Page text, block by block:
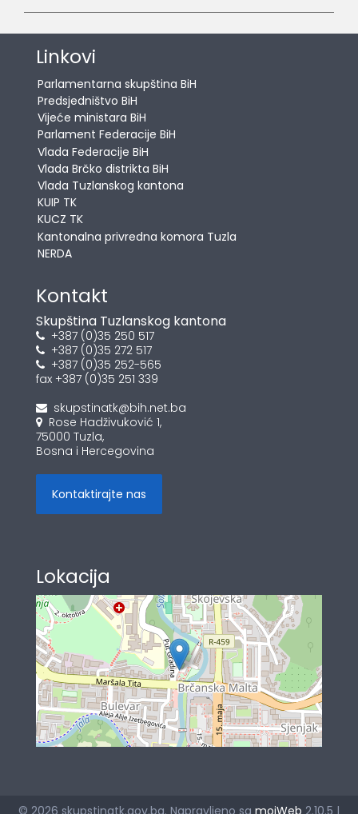
Linkovi
Parlamentarna skupština BiH
Predsjedništvo BiH
Vijeće ministara BiH
Parlament Federacije BiH
Vlada Federacije BiH
Vlada Brčko distrikta BiH
Vlada Tuzlanskog kantona
KUIP TK
KUCZ TK
Kantonalna privredna komora Tuzla
NERDA
Kontakt
Skupština Tuzlanskog kantona
+387 (0)35 250 517
+387 (0)35 272 517
+387 (0)35 252-565
fax +387 (0)35 251 339
skupstinatk@bih.net.ba
Rose Hadživuković 1,
75000 Tuzla,
Bosna i Hercegovina
Kontaktirajte nas
Lokacija